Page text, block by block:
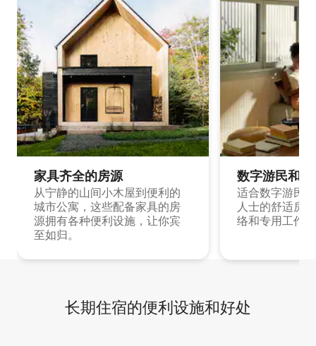
家具齐全的房源
从宁静的山间小木屋到便利的
城市公寓，这些配备家具的房
源拥有各种便利设施，让你宾
至如归。
数字游民和
适合数字游民
人士的舒适房
络和专用工作
长期住宿的便利设施和好处